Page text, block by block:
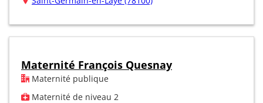
Maternité François Quesnay
Maternité publique
Maternité de niveau 2